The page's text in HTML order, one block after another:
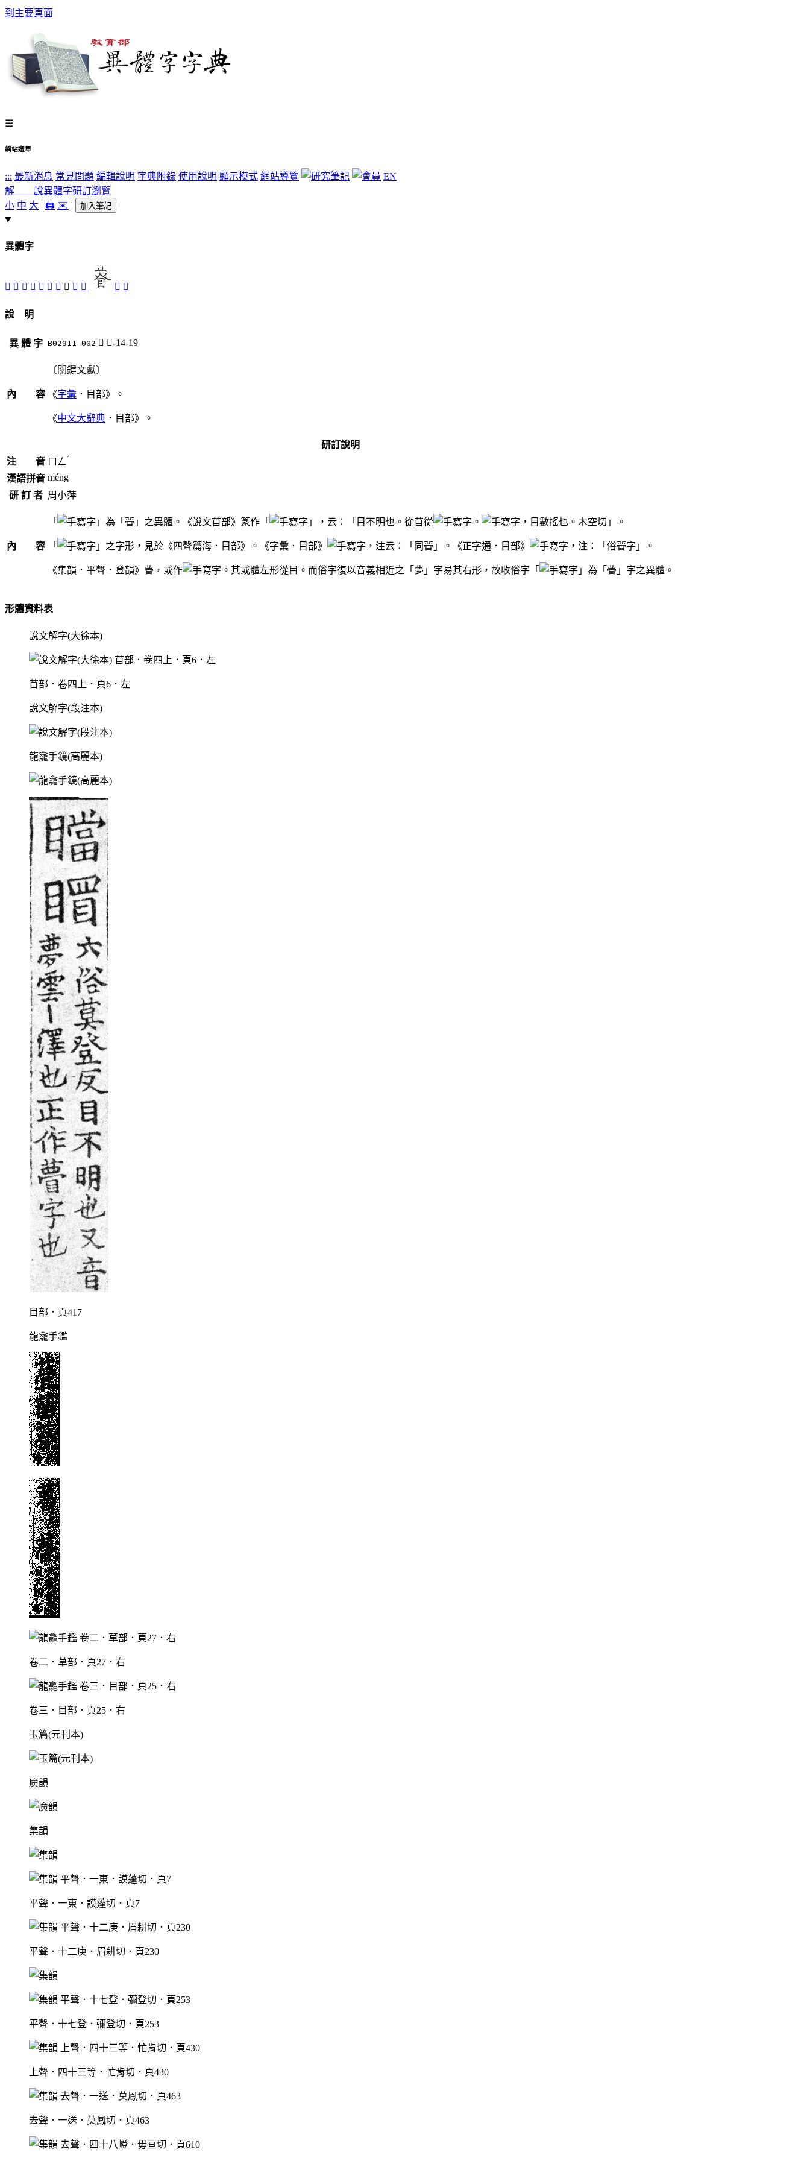
到主要頁面
☰
網站選單
::: 最新消息 常見問題 編輯說明 字典附錄 使用說明 顯示模式 網站導覽
EN
解 說異體字研訂瀏覽
小 中 大 | 🖨️ ✉️ | 加入筆記
異體字
󸈢 󸈣 𥉞 󸈨 𥊄 󸈧 󸈥 𥌋 矒 𦱛 󸈦 󸈤
說 明
異 體 字 B02911-002 𥌋 目-14-19
內 容
〔關鍵文獻〕
《字彙 ．目部》。
《中文大辭典 ．目部》。
研訂說明
注 音 ㄇㄥ ˊ
漢語拼音 méng
研 訂 者 周小萍
內 容
「 」為「瞢」之異體。《說文苜部》篆作「 」，云：「目不明也。從苜從 。 ，目數搖也。木空切」。
「 」之字形，見於《四聲篇海．目部》。《字彙．目部》 ，注云：「同瞢」。《正字通．目部》 ，注：「俗瞢字」。
《集韻．平聲．登韻》瞢，或作 。其或體左形從目。而俗字復以音義相近之「夢」字易其右形，故收俗字「 」為「瞢」字之異體。
形體資料表
說文解字(大徐本)
苜部．卷四上．頁6．左
說文解字(段注本)
龍龕手鏡(高麗本)
目部．頁417
龍龕手鑑
卷二．草部．頁27．右
卷三．目部．頁25．右
玉篇(元刊本)
廣韻
集韻
平聲．一東．謨蓬切．頁7
平聲．十二庚．眉耕切．頁230
平聲．十七登．彌登切．頁253
上聲．四十三等．忙肯切．頁430
去聲．一送．莫鳳切．頁463